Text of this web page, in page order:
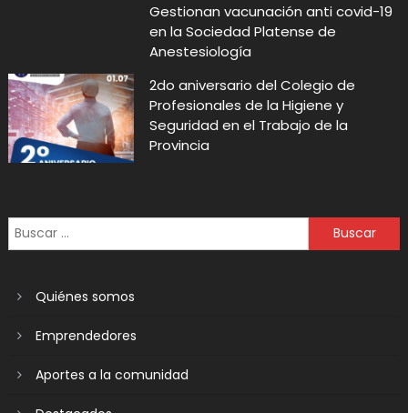
Gestionan vacunación anti covid-19
en la Sociedad Platense de
Anestesiología
2do aniversario del Colegio de
Profesionales de la Higiene y
Seguridad en el Trabajo de la
Provincia
Quiénes somos
Emprendedores
Aportes a la comunidad